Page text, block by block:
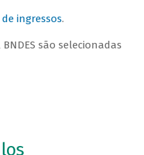
ingressos.
são selecionadas